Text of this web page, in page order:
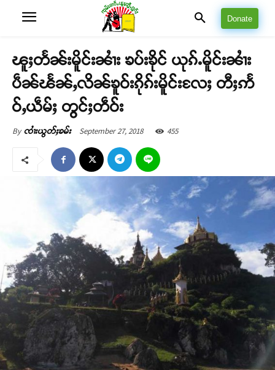
Donate
ၽူႈတႅၼ်းမိူင်းၼၢႆး ၶပ်းၶိုင် ယုၵ်ႉမိူင်းၼၢႆး
ပဵၼ်ၽႅၼ်ႇလိၼ်ၶူဝ်းၵိုၵ်းမိူင်းလႄႈ တီႈဢႅ
ဝ်ႇယဵမ်ႈ တွင်ႈတဵဝ်း
By ၸၢႆးယွတ်ႈၶမ်း September 27, 2018 455